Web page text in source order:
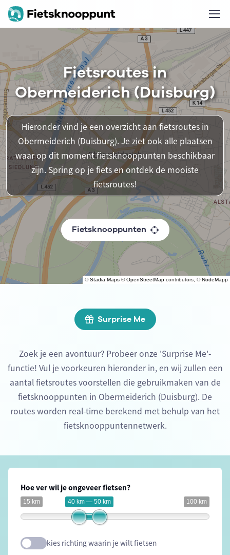
©Stadia Maps ©OpenStreetMap contributors, ©NodeMapp
Fietsroutes in
Obermeiderich (Duisburg)
Hieronder vind je een overzicht aan fietsroutes in
Obermeiderich (Duisburg). Je ziet ook alle plaatsen
waar op dit moment fietsknooppunten beschikbaar
zijn. Spring op je fiets en ontdek de mooiste
fietsroutes!
Fietsknooppunten
Surprise Me
Zoek je een avontuur? Probeer onze 'Surprise Me'-
functie! Vul je voorkeuren hieronder in, en wij zullen een
aantal fietsroutes voorstellen die gebruikmaken van de
fietsknooppunten in Obermeiderich (Duisburg). De
routes worden real-time berekend met behulp van het
fietsknooppuntennetwerk.
Hoe ver wil je ongeveer fietsen?
15 km 100 km
40 km — 50 km
kies richting waarin je wilt fietsen